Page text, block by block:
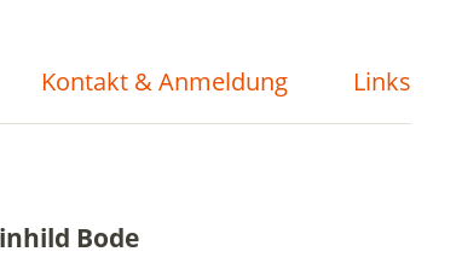
Kontakt & Anmeldung Links
Bode